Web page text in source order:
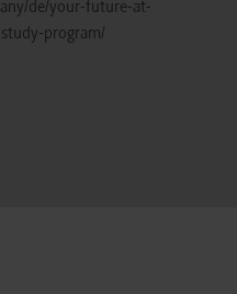
de/your-future-at-
program/